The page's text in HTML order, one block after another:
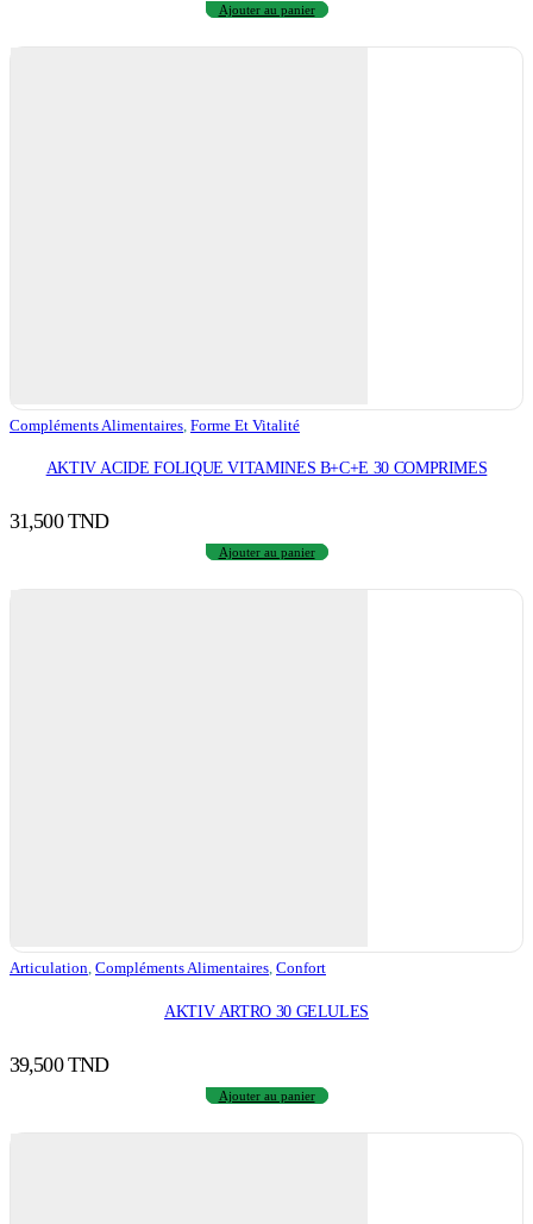
Ajouter au panier
Compléments Alimentaires Forme Et Vitalité
AKTIV ACIDE FOLIQUE VITAMINES B+C+E 30 COMPRIMES
31,500TND
Ajouter au panier
Articulation, Compléments Alimentaires, Confort
AKTIV ARTRO 30 GELULES
39,500TND
Ajouter au panier